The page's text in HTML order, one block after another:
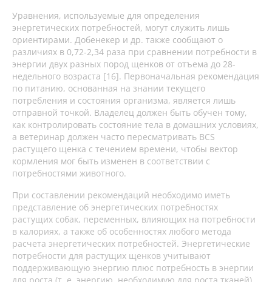
Уравнения, используемые для определения
энергетических потребностей, могут служить лишь
ориентирами. Добенекер и др. также сообщают о
различиях в 0,72-2,34 раза при сравнении потребности в
энергии двух разных пород щенков от отъема до 28-
недельного возраста [16]. Первоначальная рекомендация
по питанию, основанная на знании текущего
потребления и состояния организма, является лишь
отправной точкой. Владелец должен быть обучен тому,
как контролировать состояние тела в домашних условиях,
а ветеринар должен часто пересматривать BCS
растущего щенка с течением времени, чтобы вектор
кормления мог быть изменен в соответствии с
потребностями животного.
При составлении рекомендаций необходимо иметь
представление об энергетических потребностях
растущих собак, переменных, влияющих на потребности
в калориях, а также об особенностях любого метода
расчета энергетических потребностей. Энергетические
потребности для растущих щенков учитывают
поддерживающую энергию плюс потребность в энергии